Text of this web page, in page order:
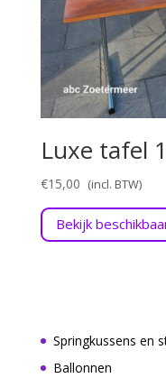
Luxe tafel
€15,00
Bekijk
Springkussens en
Ballonnen